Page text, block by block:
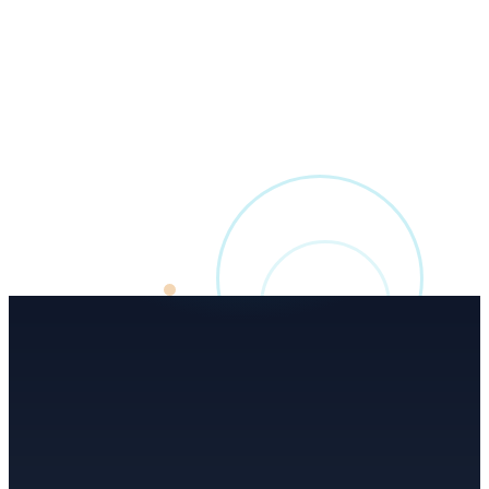
pesage homologués pour les métiers de bouche. La
logique reste identique : matériel, logiciel et service de
bout en bout — vérifications agréées GFP comprises.